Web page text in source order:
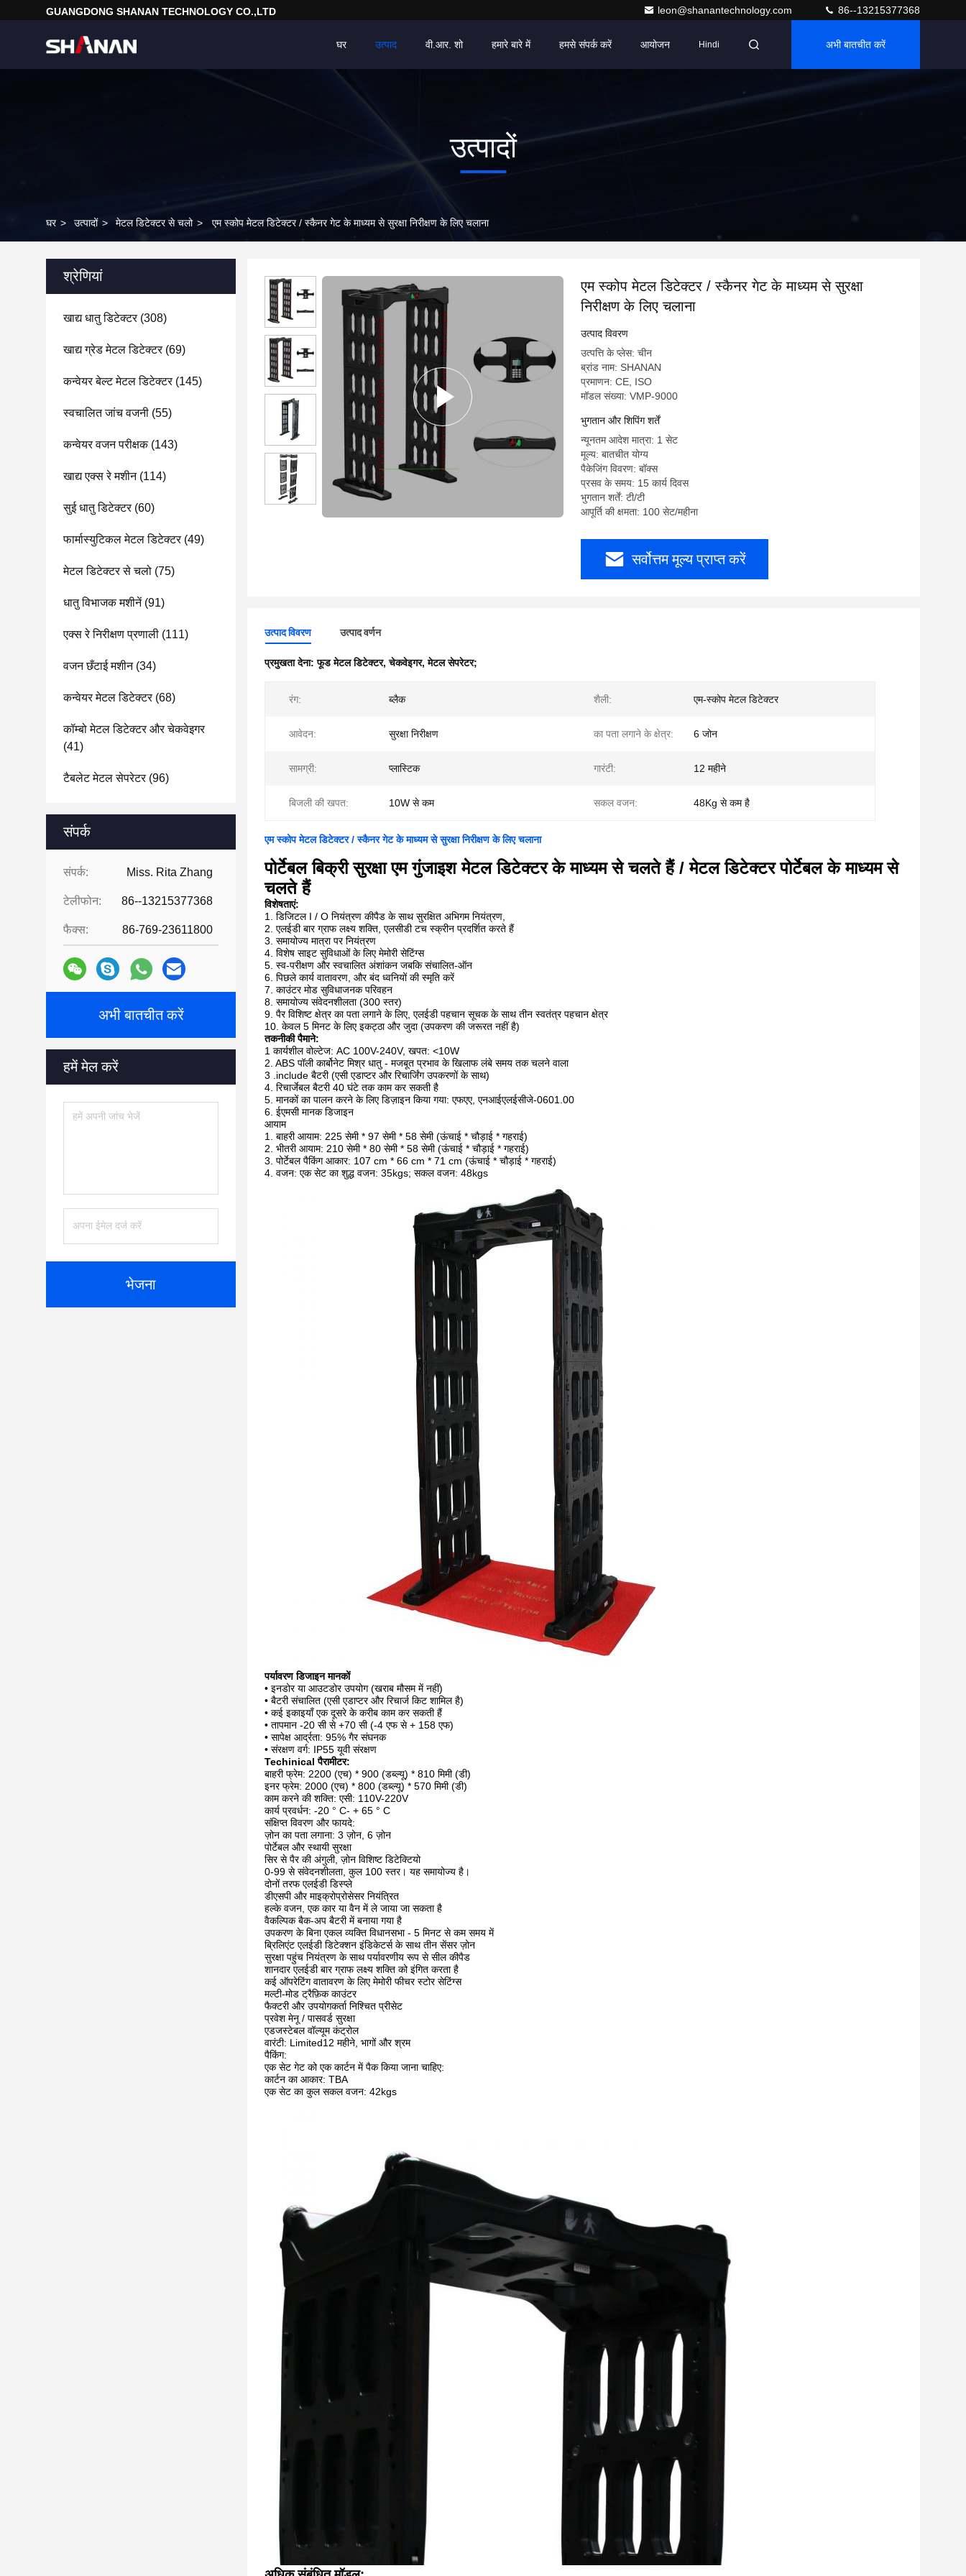
GUANGDONG SHANAN TECHNOLOGY CO.,LTD leon@shanantechnology.com 86--13215377368
घर उत्पाद वी.आर. शो हमारे बारे में हमसे संपर्क करें आयोजन Hindi अभी बातचीत करें
उत्पादों
घर > उत्पादों > मेटल डिटेक्टर से चलो > एम स्कोप मेटल डिटेक्टर / स्कैनर गेट के माध्यम से सुरक्षा निरीक्षण के लिए चलाना
श्रेणियां
खाद्य धातु डिटेक्टर(308)
खाद्य ग्रेड मेटल डिटेक्टर(69)
कन्वेयर बेल्ट मेटल डिटेक्टर(145)
स्वचालित जांच वजनी (55)
कन्वेयर वजन परीक्षक(143)
खाद्य एक्स रे मशीन(114)
सुई धातु डिटेक्टर(60)
फार्मास्युटिकल मेटल डिटेक्टर(49)
मेटल डिटेक्टर से चलो (75)
धातु विभाजक मशीनें(91)
एक्स रे निरीक्षण प्रणाली (111)
वजन छँटाई मशीन(34)
कन्वेयर मेटल डिटेक्टर(68)
कॉम्बो मेटल डिटेक्टर और चेकवेइगर
(41)
टैबलेट मेटल सेपरेटर(96)
संपर्क
संपर्क: Miss. Rita Zhang
टेलीफोन: 86--13215377368
फैक्स: 86-769-23611800
अभी बातचीत करें
हमें मेल करें
भेजना
एम स्कोप मेटल डिटेक्टर / स्कैनर गेट के माध्यम से सुरक्षा
निरीक्षण के लिए चलाना
उत्पाद विवरण
उत्पत्ति के प्लेस: चीन
ब्रांड नाम: SHANAN
प्रमाणन: CE, ISO
मॉडल संख्या: VMP-9000
भुगतान और शिपिंग शर्तें
न्यूनतम आदेश मात्रा: 1 सेट
मूल्य: बातचीत योग्य
पैकेजिंग विवरण: बॉक्स
प्रसव के समय: 15 कार्य दिवस
भुगतान शर्तें: टी/टी
आपूर्ति की क्षमता: 100 सेट/महीना
सर्वोत्तम मूल्य प्राप्त करें
उत्पाद विवरण उत्पाद वर्णन
प्रमुखता देना:फूड मेटल डिटेक्टर,चेकवेइगर,मेटल सेपरेटर;
रंग: ब्लैक शैली: एम-स्कोप मेटल डिटेक्टर
आवेदन: सुरक्षा निरीक्षण का पता लगाने के क्षेत्र: 6 जोन
सामग्री: प्लास्टिक गारंटी: 12 महीने
बिजली की खपत: 10W से कम सकल वजन: 48Kg से कम है
एम स्कोप मेटल डिटेक्टर / स्कैनर गेट के माध्यम से सुरक्षा निरीक्षण के लिए चलाना
पोर्टेबल बिक्री सुरक्षा एम गुंजाइश मेटल डिटेक्टर के माध्यम से चलते हैं / मेटल डिटेक्टर पोर्टेबल के माध्यम से
चलते हैं
विशेषताएं:
1. डिजिटल I / O नियंत्रण कीपैड के साथ सुरक्षित अभिगम नियंत्रण,
2. एलईडी बार ग्राफ लक्ष्य शक्ति, एलसीडी टच स्क्रीन प्रदर्शित करते हैं
3. समायोज्य मात्रा पर नियंत्रण
4. विशेष साइट सुविधाओं के लिए मेमोरी सेटिंग्स
5. स्व-परीक्षण और स्वचालित अंशांकन जबकि संचालित-ऑन
6. पिछले कार्य वातावरण, और बंद ध्वनियों की स्मृति करें
7. काउंटर मोड सुविधाजनक परिवहन
8. समायोज्य संवेदनशीलता (300 स्तर)
9. पैर विशिष्ट क्षेत्र का पता लगाने के लिए, एलईडी पहचान सूचक के साथ तीन स्वतंत्र पहचान क्षेत्र
10. केवल 5 मिनट के लिए इकट्ठा और जुदा (उपकरण की जरूरत नहीं है)
तकनीकी पैमाने:
1 कार्यशील वोल्टेज: AC 100V-240V, खपत: <10W
2. ABS पॉली कार्बोनेट मिश्र धातु - मजबूत प्रभाव के खिलाफ लंबे समय तक चलने वाला
3 .include बैटरी (एसी एडाप्टर और रिचार्जिंग उपकरणों के साथ)
4. रिचार्जेबल बैटरी 40 घंटे तक काम कर सकती है
5. मानकों का पालन करने के लिए डिज़ाइन किया गया: एफएए, एनआईएलईसीजे-0601.00
6. ईएमसी मानक डिजाइन
आयाम
1. बाहरी आयाम: 225 सेमी * 97 सेमी * 58 सेमी (ऊंचाई * चौड़ाई * गहराई)
2. भीतरी आयाम: 210 सेमी * 80 सेमी * 58 सेमी (ऊंचाई * चौड़ाई * गहराई)
3. पोर्टेबल पैकिंग आकार: 107 cm * 66 cm * 71 cm (ऊंचाई * चौड़ाई * गहराई)
4. वजन: एक सेट का शुद्ध वजन: 35kgs; सकल वजन: 48kgs
पर्यावरण डिजाइन मानकों
• इनडोर या आउटडोर उपयोग (खराब मौसम में नहीं)
• बैटरी संचालित (एसी एडाप्टर और रिचार्ज किट शामिल है)
• कई इकाइयाँ एक दूसरे के करीब काम कर सकती हैं
• तापमान -20 सी से +70 सी (-4 एफ से + 158 एफ)
• सापेक्ष आर्द्रता: 95% गैर संघनक
• संरक्षण वर्ग: IP55 यूवी संरक्षण
Techinical पैरामीटर:
बाहरी फ्रेम: 2200 (एच) * 900 (डब्ल्यू) * 810 मिमी (डी)
इनर फ्रेम: 2000 (एच) * 800 (डब्ल्यू) * 570 मिमी (डी)
काम करने की शक्ति: एसी: 110V-220V
कार्य प्रवर्धन: -20 ° C- + 65 ° C
संक्षिप्त विवरण और फायदे:
ज़ोन का पता लगाना: 3 ज़ोन, 6 ज़ोन
पोर्टेबल और स्थायी सुरक्षा
सिर से पैर की अंगुली, ज़ोन विशिष्ट डिटेक्टियो
0-99 से संवेदनशीलता, कुल 100 स्तर। यह समायोज्य है।
दोनों तरफ एलईडी डिस्प्ले
डीएसपी और माइक्रोप्रोसेसर नियंत्रित
हल्के वजन, एक कार या वैन में ले जाया जा सकता है
वैकल्पिक बैक-अप बैटरी में बनाया गया है
उपकरण के बिना एकल व्यक्ति विधानसभा - 5 मिनट से कम समय में
ब्रिलिएंट एलईडी डिटेक्शन इंडिकेटर्स के साथ तीन सेंसर ज़ोन
सुरक्षा पहुंच नियंत्रण के साथ पर्यावरणीय रूप से सील कीपैड
शानदार एलईडी बार ग्राफ लक्ष्य शक्ति को इंगित करता है
कई ऑपरेटिंग वातावरण के लिए मेमोरी फीचर स्टोर सेटिंग्स
मल्टी-मोड ट्रैफ़िक काउंटर
फैक्टरी और उपयोगकर्ता निश्चित प्रीसेट
प्रवेश मेनू / पासवर्ड सुरक्षा
एडजस्टेबल वॉल्यूम कंट्रोल
वारंटी: Limited12 महीने, भागों और श्रम
पैकिंग:
एक सेट गेट को एक कार्टन में पैक किया जाना चाहिए:
कार्टन का आकार: TBA
एक सेट का कुल सकल वजन: 42kgs